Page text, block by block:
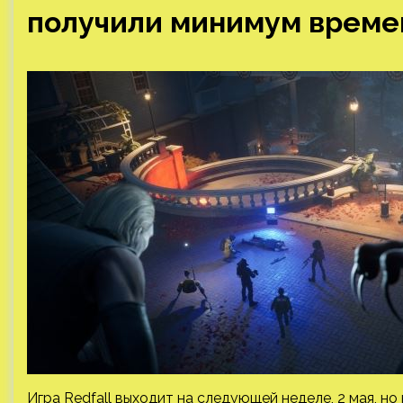
получили минимум
Игра Redfall выходит на следующей неделе, 2 мая,